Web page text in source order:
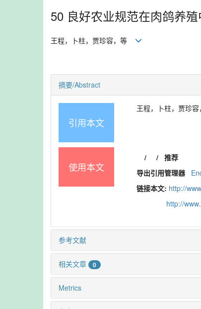
50 良好农业规范在肉鸽养
王程，卜柱，贾珍容，等
摘要/Abstract
引用本文
王程，卜柱，贾珍
使用本文
/ / 推荐
导出引用管理器
链接本文: http://
http://
参考文献
相关文章 0
Metrics